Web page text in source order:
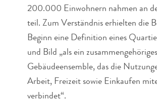
200.000 Einwohnern nahmen an
teil. Zum Verständnis erhielten die
Beginn eine Definition eines
und Bild „als ein zusammengehöriges
Gebäudeensemble, das die
Arbeit, Freizeit sowie Einkaufen
verbindet“.